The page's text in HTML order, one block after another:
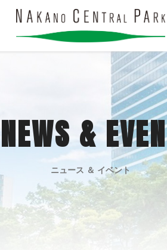
NEWS &
ニュース ＆ イベント